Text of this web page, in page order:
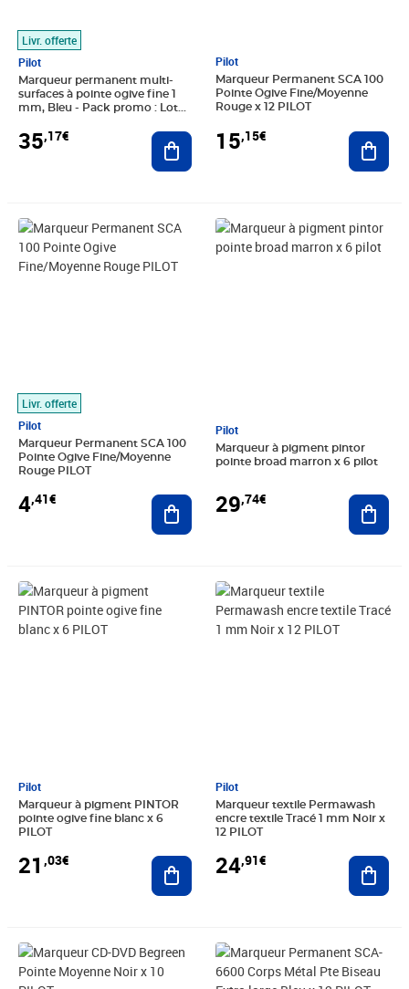
Livr. offerte
Pilot
Marqueur permanent multi-
surfaces à pointe ogive fine 1
mm, Bleu - Pack promo : Lot
(boîte 20 unités)
35,17€ Ajouter au panier
Pilot
Marqueur Permanent SCA 100
Pointe Ogive Fine/Moyenne
Rouge x 12 PILOT
15,15€
Livr. offerte
Pilot
Marqueur Permanent SCA 100
Pointe Ogive Fine/Moyenne
Rouge PILOT
4,41€
Prix 4,41€
Ajouter au panier
Pilot
Marqueur à pigment pintor
pointe broad marron x 6 pilot
29,74€
Prix 29,74€
Pilot
Marqueur à pigment PINTOR
pointe ogive fine blanc x 6
PILOT
21 ,03€
Prix 21,03€
Ajouter au panier
Pilot
Marqueur textile Permawash
encre textile Tracé 1 mm Noir x
12 PILOT
24,91€
Prix 24,91€
Prix 18,49€ Prix barré 61,99€
Prix 20,14€